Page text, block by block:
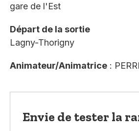
gare de l'Est
Départ de la sortie
Lagny-Thorigny
Animateur/Animatrice :
Envie de tester la